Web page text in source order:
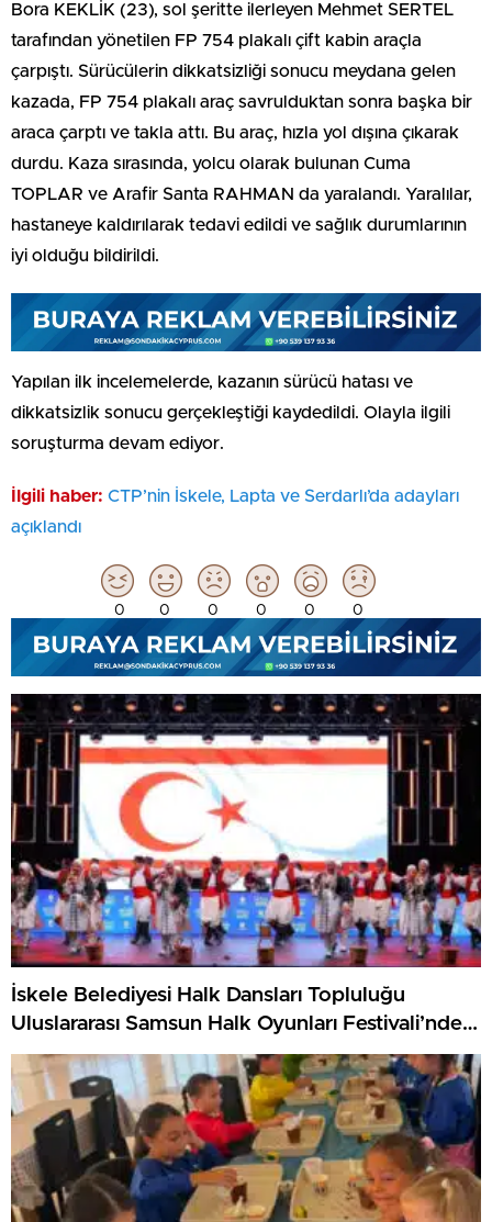
Bora KEKLİK (23), sol şeritte ilerleyen Mehmet SERTEL
tarafından yönetilen FP 754 plakalı çift kabin araçla
çarpıştı. Sürücülerin dikkatsizliği sonucu meydana gelen
kazada, FP 754 plakalı araç savrulduktan sonra başka bir
araca çarptı ve takla attı. Bu araç, hızla yol dışına çıkarak
durdu. Kaza sırasında, yolcu olarak bulunan Cuma
TOPLAR ve Arafir Santa RAHMAN da yaralandı. Yaralılar,
hastaneye kaldırılarak tedavi edildi ve sağlık durumlarının
iyi olduğu bildirildi.
Yapılan ilk incelemelerde, kazanın sürücü hatası ve
dikkatsizlik sonucu gerçekleştiği kaydedildi. Olayla ilgili
soruşturma devam ediyor.
İlgili haber: CTP’nin İskele, Lapta ve Serdarlı’da adayları
açıklandı
0 0 0 0 0 0
İskele Belediyesi Halk Dansları Topluluğu
Uluslararası Samsun Halk Oyunları Festivali’nde
KKTC’yi Gururla Temsil Ediyor